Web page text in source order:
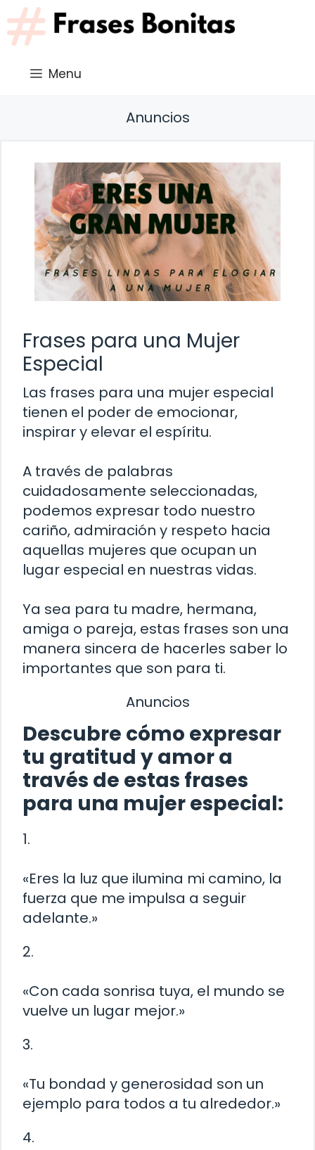
Saltar
al
contenido
Menu
Anuncios
Frases para una Mujer
Especial
Las frases para una mujer especial
tienen el poder de emocionar,
inspirar y elevar el espíritu.
A través de palabras
cuidadosamente seleccionadas,
podemos expresar todo nuestro
cariño, admiración y respeto hacia
aquellas mujeres que ocupan un
lugar especial en nuestras vidas.
Ya sea para tu madre, hermana,
amiga o pareja, estas frases son una
manera sincera de hacerles saber lo
importantes que son para ti.
Anuncios
Descubre cómo expresar
tu gratitud y amor a
través de estas frases
para una mujer especial:
1.
«Eres la luz que ilumina mi camino, la
fuerza que me impulsa a seguir
adelante.»
2.
«Con cada sonrisa tuya, el mundo se
vuelve un lugar mejor.»
3.
«Tu bondad y generosidad son un
ejemplo para todos a tu alrededor.»
4.